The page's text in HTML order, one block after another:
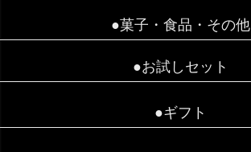
●菓子・食品・その他
●お試しセット
●ギフト